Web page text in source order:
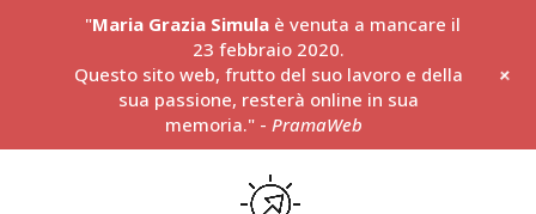
"Maria Grazia Simulaè venuta a mancare il
23 febbraio 2020.
Questo sito web, frutto del suo lavoro e della
sua passione, resterà online in sua
memoria." - PramaWeb
+